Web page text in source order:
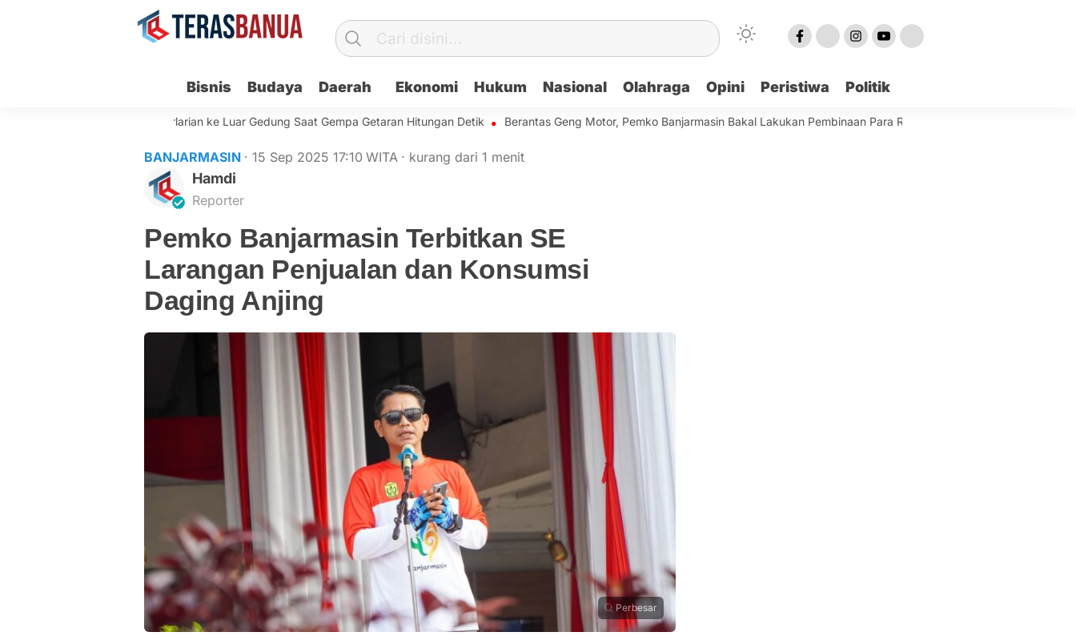
Bisnis Budaya Daerah Ekonomi Hukum Nasional Olahraga Opini Peristiwa Politik
Pemko Banjarmasin Berlarian ke Luar Gedung Saat Gempa Getaran Hitungan Detik Berantas Geng Motor, Pemko Banjarmasin Bakal Lakukan Pembinaan Para Remaja Terjaring
BANJARMASIN · 15 Sep 2025 17:10 WITA · kurang dari 1 menit
Hamdi
Reporter
Pemko Banjarmasin Terbitkan SE
Larangan Penjualan dan Konsumsi
Daging Anjing
Perbesar